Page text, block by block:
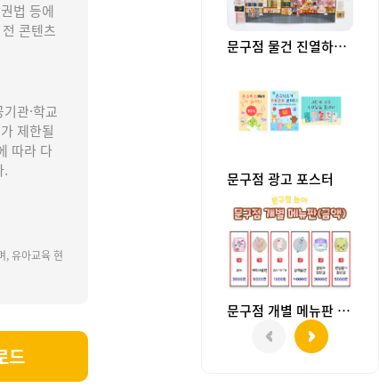
법 등에
콘텐츠
관·학교
제한될
따라 다
.
, 유아교육 현
드
문구점 물건 진열하기 놀이
문구점 광고 포스터
문구점 개별 메뉴판 (금액)